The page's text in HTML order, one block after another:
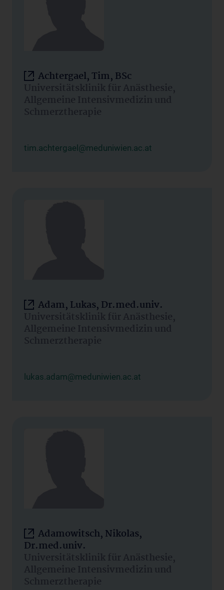
Achtergael, Tim, BSc
Universitätsklinik für Anästhesie,
Allgemeine Intensivmedizin und
Schmerztherapie
tim.achtergael@meduniwien.ac.at
Adam, Lukas, Dr.med.univ.
Universitätsklinik für Anästhesie,
Allgemeine Intensivmedizin und
Schmerztherapie
lukas.adam@meduniwien.ac.at
Adamowitsch, Nikolas,
Dr.med.univ.
Universitätsklinik für Anästhesie,
Allgemeine Intensivmedizin und
Schmerztherapie